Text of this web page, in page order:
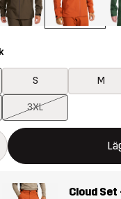
S M
3XL
att öppna en
Cloud Set